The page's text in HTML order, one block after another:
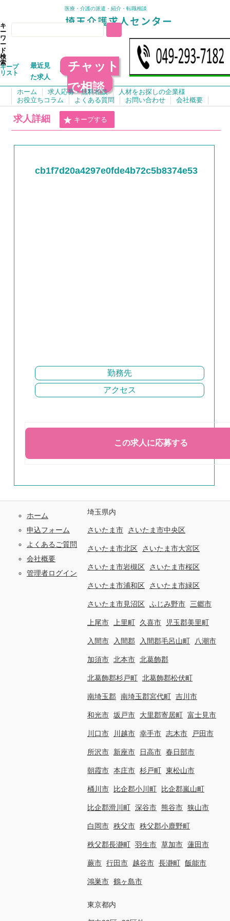
医療・介護の派遣・紹介・転職相談
キ
ー
ワ
ー
ド
検
索
キープ
リスト
最近見
た求人
チャット
で相談
ホーム 求人応募・無料相談
人材をお探しの企業様
お役立ちコラム
よくある質問 お問い合わせ 会社概要
求人詳細 キープする
cb1f7d20a4297e0fde4b72c5b8374e53
勤務先
アクセス
ホーム
申込フォーム
よくあるご質問
会社概要
管理者ログイン
埼玉県内
さいたま市 さいたま市中央区
さいたま市北区 さいたま市大宮区
さいたま市岩槻区 さいたま市桜区
さいたま市浦和区 さいたま市緑区
さいたま市見沼区 ふじみ野市 三郷市
上尾市 上里町 久喜市 児玉郡美里町
入間市 入間郡 入間郡毛呂山町 八潮市
加須市 北本市 北葛飾郡
北葛飾郡杉戸町 北葛飾郡松伏町
南埼玉郡 南埼玉郡宮代町 吉川市
和光市 坂戸市 大里郡寄居町 富士見市
川口市 川越市 幸手市 志木市 戸田市
所沢市 新座市 日高市 春日部市
朝霞市 本庄市 杉戸町 東松山市
桶川市 比企郡小川町 比企郡嵐山町
比企郡滑川町 深谷市 熊谷市 狭山市
白岡市 秩父市 秩父郡小鹿野町
秩父郡長瀞町 羽生市 草加市 蓮田市
蕨市 行田市 越谷市 長瀞町 飯能市
鴻巣市 鶴ヶ島市
東京都内